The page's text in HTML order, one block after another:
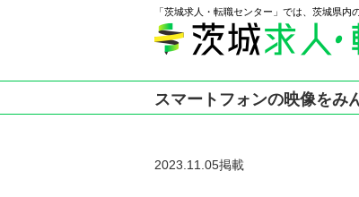
「茨城求人・転職センター」では、茨城県内
スマートフォンの映像をみ
2023.11.05掲載